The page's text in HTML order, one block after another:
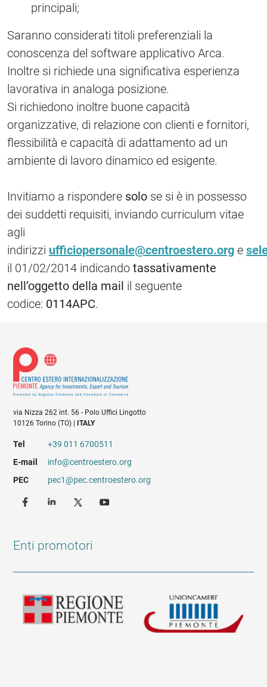
principali;
Saranno considerati titoli preferenziali la
conoscenza del software applicativo Arca.
Inoltre si richiede una significativa esperienza
lavorativa in analoga posizione.
Si richiedono inoltre buone capacità
organizzative, di relazione con clienti e fornitori,
flessibilità e capacità di adattamento ad un
ambiente di lavoro dinamico ed esigente.
Invitiamo a rispondere solo se si è in possesso
dei suddetti requisiti, inviando curriculum vitae
agli
indirizzi ufficiopersonale@centroestero.org e
il 01/02/2014 indicando tassativamente
nell’oggetto della mail il seguente
codice: 0114APC.
via Nizza 262 int. 56 - Polo Uffici Lingotto
10126 Torino (TO) |
ITALY
Tel
+39 011 6700511
E-mail
info@centroestero.org
PEC
pec1@pec.centroestero.org
Enti promotori